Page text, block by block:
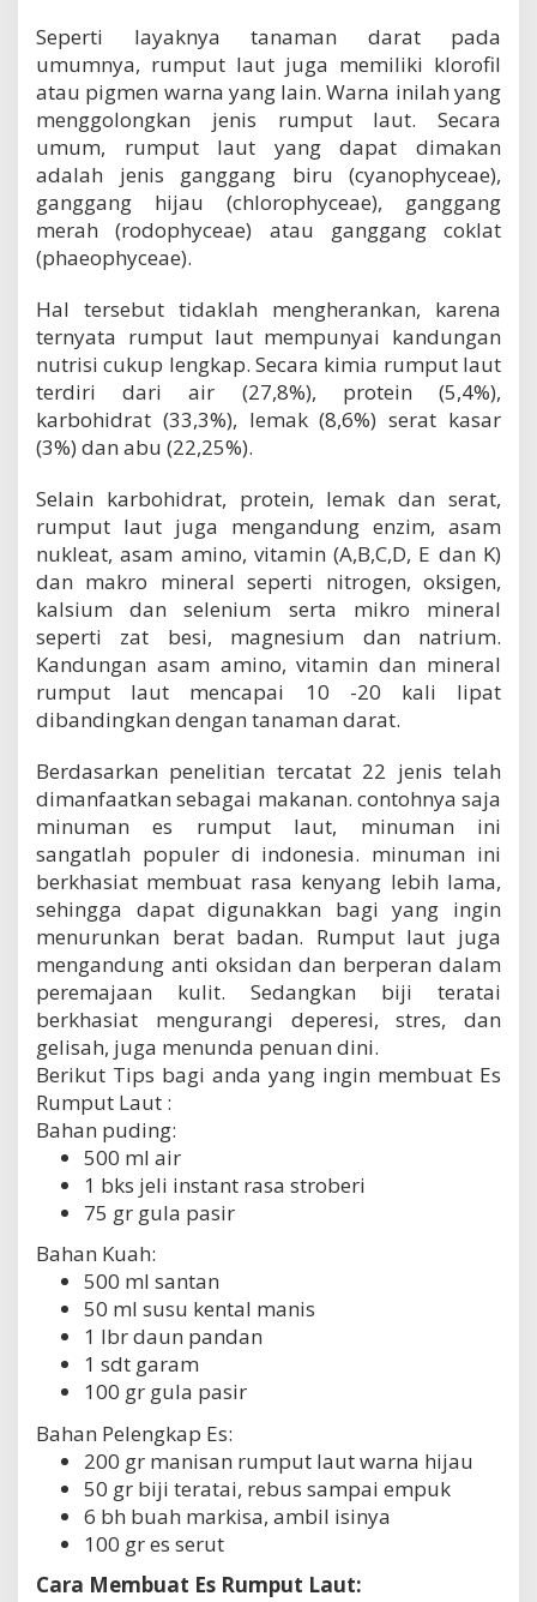
Seperti layaknya tanaman darat pada
umumnya, rumput laut juga memiliki klorofil
atau pigmen warna yang lain. Warna inilah yang
menggolongkan jenis rumput laut. Secara
umum, rumput laut yang dapat dimakan
adalah jenis ganggang biru (cyanophyceae),
ganggang hijau (chlorophyceae), ganggang
merah (rodophyceae) atau ganggang coklat
(phaeophyceae).
Hal tersebut tidaklah mengherankan, karena
ternyata rumput laut mempunyai kandungan
nutrisi cukup lengkap. Secara kimia rumput laut
terdiri dari air (27,8%), protein (5,4%),
karbohidrat (33,3%), lemak (8,6%) serat kasar
(3%) dan abu (22,25%).
Selain karbohidrat, protein, lemak dan serat,
rumput laut juga mengandung enzim, asam
nukleat, asam amino, vitamin (A,B,C,D, E dan K)
dan makro mineral seperti nitrogen, oksigen,
kalsium dan selenium serta mikro mineral
seperti zat besi, magnesium dan natrium.
Kandungan asam amino, vitamin dan mineral
rumput laut mencapai 10 -20 kali lipat
dibandingkan dengan tanaman darat.
Berdasarkan penelitian tercatat 22 jenis telah
dimanfaatkan sebagai makanan. contohnya saja
minuman es rumput laut, minuman ini
sangatlah populer di indonesia. minuman ini
berkhasiat membuat rasa kenyang lebih lama,
sehingga dapat digunakkan bagi yang ingin
menurunkan berat badan. Rumput laut juga
mengandung anti oksidan dan berperan dalam
peremajaan kulit. Sedangkan biji teratai
berkhasiat mengurangi deperesi, stres, dan
gelisah, juga menunda penuan dini.
Berikut Tips bagi anda yang ingin membuat Es
Rumput Laut :
Bahan puding:
500 ml air
1 bks jeli instant rasa stroberi
75 gr gula pasir
Bahan Kuah:
500 ml santan
50 ml susu kental manis
1 lbr daun pandan
1 sdt garam
100 gr gula pasir
Bahan Pelengkap Es:
200 gr manisan rumput laut warna hijau
50 gr biji teratai, rebus sampai empuk
6 bh buah markisa, ambil isinya
100 gr es serut
Cara Membuat Es Rumput Laut: